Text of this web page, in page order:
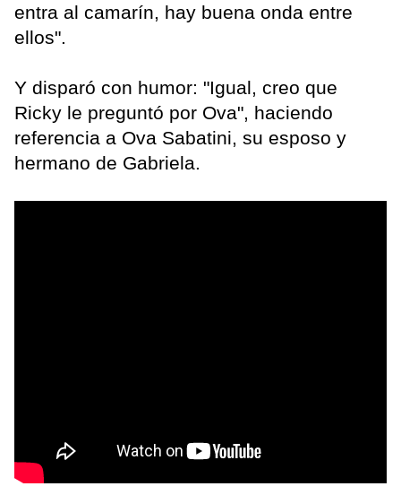
entra al camarín, hay buena onda entre
ellos".
Y disparó con humor: "Igual, creo que
Ricky le preguntó por Ova", haciendo
referencia a Ova Sabatini, su esposo y
hermano de Gabriela.